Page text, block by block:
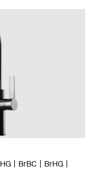
HG BrBC
BrHG